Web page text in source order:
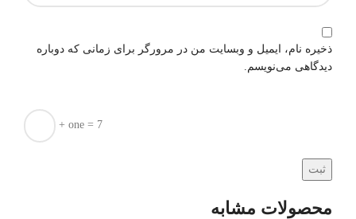
ذخیره نام، ایمیل و وبسایت من در مرورگر برای زمانی که دوباره
دیدگاهی می‌نویسم.
+ one = 7
محصولات مشابه